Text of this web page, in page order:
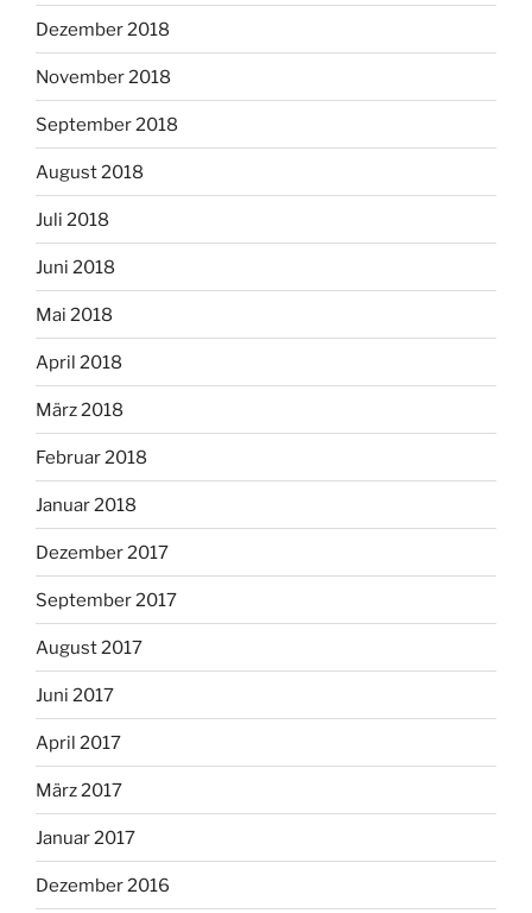
Dezember 2018
November 2018
September 2018
August 2018
Juli 2018
Juni 2018
Mai 2018
April 2018
März 2018
Februar 2018
Januar 2018
Dezember 2017
September 2017
August 2017
Juni 2017
April 2017
März 2017
Januar 2017
Dezember 2016